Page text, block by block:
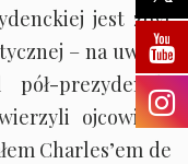
jest zbyt
– na uwagę
prezydencki
ojcowie V
Charles’em de